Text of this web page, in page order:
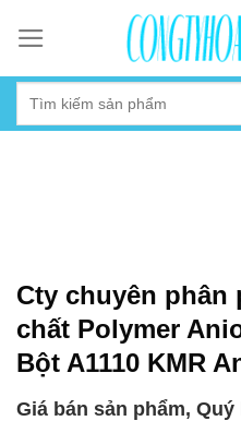
content
Cty chuyên phân
chất Polymer
Bột A1110 KMR
Giá bán sản phẩm,